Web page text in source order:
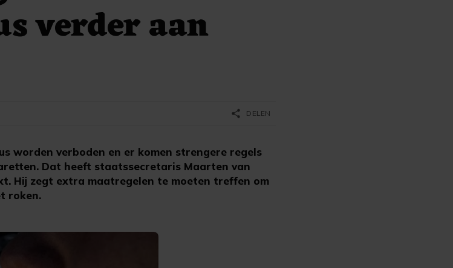
verder aan
worden verboden en er komen strengere regels
Dat heeft staatssecretaris Maarten van
Hij zegt extra maatregelen te moeten treffen om
roken.
share DELEN